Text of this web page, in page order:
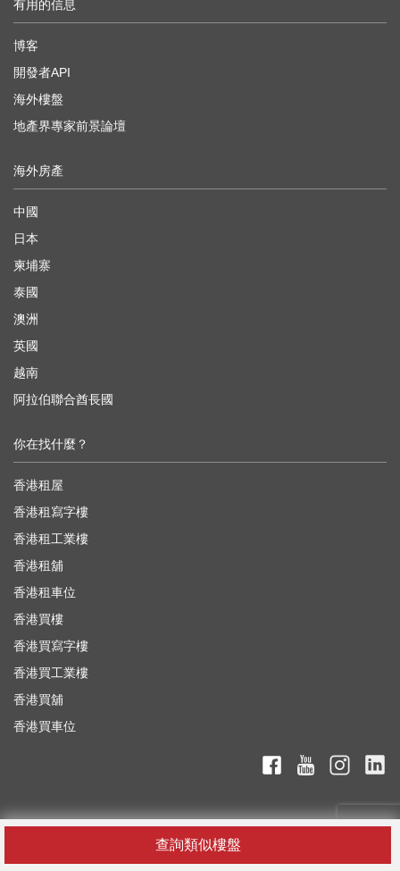
查詢類似樓盤
有用的信息
博客
開發者API
海外樓盤
地產界專家前景論壇
海外房產
中國
日本
柬埔寨
泰國
澳洲
英國
越南
阿拉伯聯合酋長國
你在找什麼？
香港租屋
香港租寫字樓
香港租工業樓
香港租舖
香港租車位
香港買樓
香港買寫字樓
香港買工業樓
香港買舖
香港買車位